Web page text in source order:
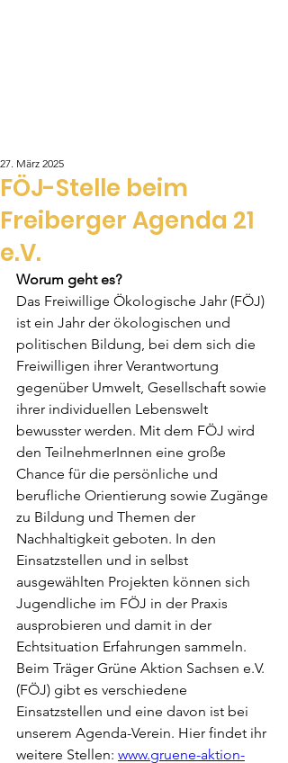
FÖJ-Stelle beim
Freiberger Agenda 21
e.V.
27. März 2025
Worum geht es?
Das Freiwillige Ökologische Jahr (FÖJ)
ist ein Jahr der ökologischen und
politischen Bildung, bei dem sich die
Freiwilligen ihrer Verantwortung
gegenüber Umwelt, Gesellschaft sowie
ihrer individuellen Lebenswelt
bewusster werden. Mit dem FÖJ wird
den TeilnehmerInnen eine große
Chance für die persönliche und
berufliche Orientierung sowie Zugänge
zu Bildung und Themen der
Nachhaltigkeit geboten. In den
Einsatzstellen und in selbst
ausgewählten Projekten können sich
Jugendliche im FÖJ in der Praxis
ausprobieren und damit in der
Echtsituation Erfahrungen sammeln.
Beim Träger Grüne Aktion Sachsen e.V.
(FÖJ) gibt es verschiedene
Einsatzstellen und eine davon ist bei
unserem Agenda-Verein. Hier findet ihr
weitere Stellen: www.gruene-aktion-